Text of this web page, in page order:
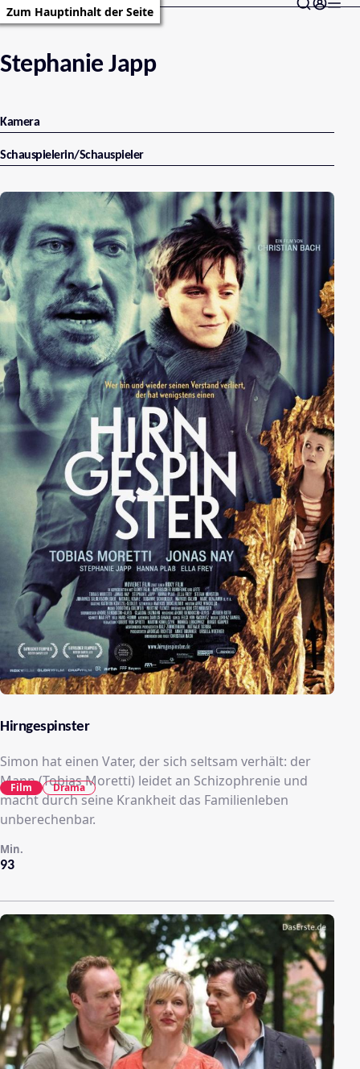
Zum Hauptinhalt der Seite
Stephanie Japp
Kamera
Schauspielerin/Schauspieler
Hirngespinster
Simon hat einen Vater, der sich seltsam verhält: der
Mann (Tobias Moretti) leidet an Schizophrenie und
macht durch seine Krankheit das Familienleben
unberechenbar.
93
Min.
Film Drama